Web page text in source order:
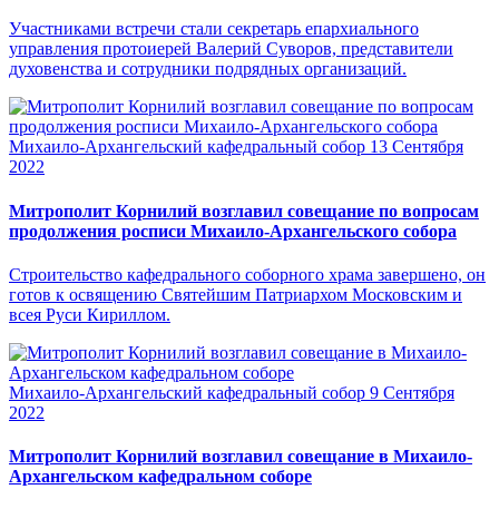
Участниками встречи стали секретарь епархиального
управления протоиерей Валерий Суворов, представители
духовенства и сотрудники подрядных организаций.
Михаило-Архангельский кафедральный собор 13 Сентября
2022
Митрополит Корнилий возглавил совещание по вопросам
продолжения росписи Михаило-Архангельского собора
Строительство кафедрального соборного храма завершено, он
готов к освящению Святейшим Патриархом Московским и
всея Руси Кириллом.
Михаило-Архангельский кафедральный собор 9 Сентября
2022
Митрополит Корнилий возглавил совещание в Михаило-
Архангельском кафедральном соборе